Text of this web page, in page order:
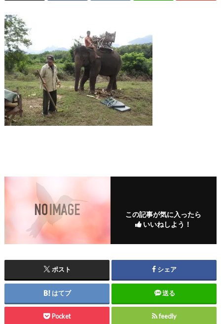
この記事が気に入ったら
いいねしよう！
ポスト シェア
はてブ 送る
Pocket feedly